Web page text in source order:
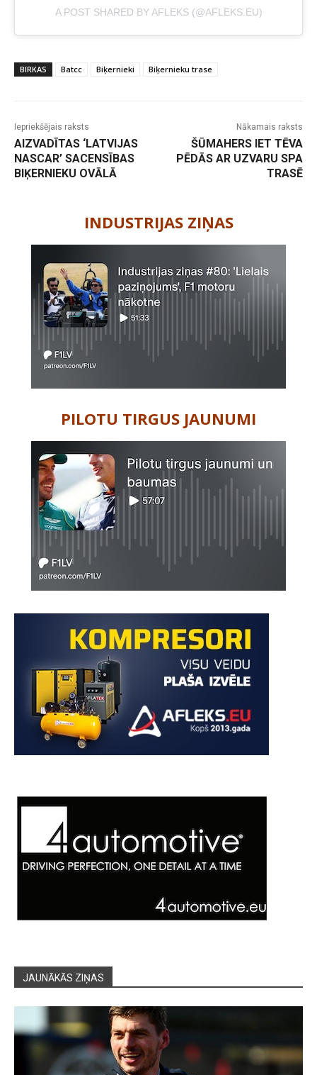
A POST SHARED BY AFLEKS (@AFLEKS.EU)
BIRKAS Batcc Biķernieki Biķernieku trase
Iepriekšējais raksts
AIZVADĪTAS ‘LATVIJAS
NASCAR’ SACENSĪBAS
BIĶERNIEKU OVĀLĀ
Nākamais raksts
ŠŪMAHERS IET TĒVA
PĒDĀS AR UZVARU SPA
TRASĒ
INDUSTRIJAS ZIŅAS
PILOTU TIRGUS JAUNUMI
JAUNĀKĀS ZIŅAS